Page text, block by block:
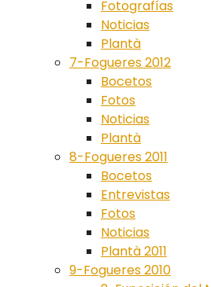
Fotografías
Noticias
Plantà
7-Fogueres 2012
Bocetos
Fotos
Noticias
Plantà
8-Fogueres 2011
Bocetos
Entrevistas
Fotos
Noticias
Plantà 2011
9-Fogueres 2010